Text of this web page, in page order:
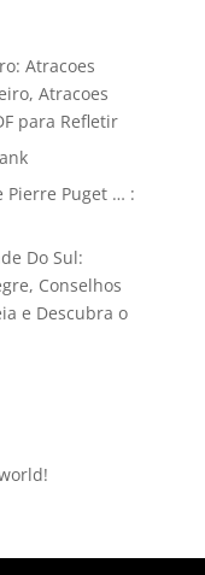
Atracoes
Atracoes
para Refletir
Pierre Puget … :
Do Sul:
Conselhos
e Descubra o